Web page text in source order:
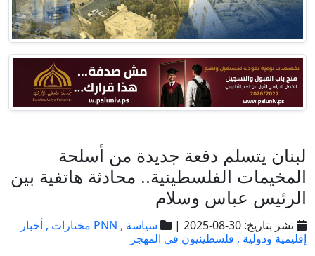
لبنان يتسلم دفعة جديدة من أسلحة
المخيمات الفلسطينية.. محادثة هاتفية بين
الرئيس عباس وسلام
نشر بتاريخ: 30-08-2025 | سياسة , PNN مختارات ,
أخبار
إقليمية ودولية , فلسطينيون في المهجر